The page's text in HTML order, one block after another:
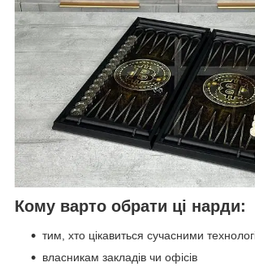
Кому варто обрати ці нарди:
тим, хто цікавиться сучасними
власникам закладів чи офісів